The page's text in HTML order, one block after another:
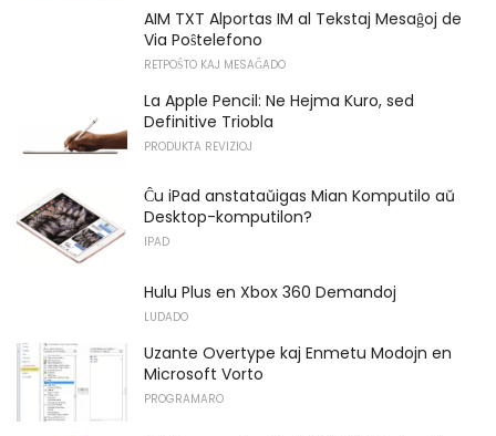
AIM TXT Alportas IM al Tekstaj Mesaĝoj de
Via Poŝtelefono
RETPOŜTO KAJ MESAĜADO
La Apple Pencil: Ne Hejma Kuro, sed
Definitive Triobla
PRODUKTA REVIZIOJ
Ĉu iPad anstataŭigas Mian Komputilo aŭ
Desktop-komputilon?
IPAD
Hulu Plus en Xbox 360 Demandoj
LUDADO
Uzante Overtype kaj Enmetu Modojn en
Microsoft Vorto
PROGRAMARO